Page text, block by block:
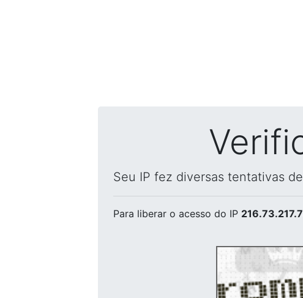
Seu IP fez diversas tentativas
Para liberar o acesso do IP